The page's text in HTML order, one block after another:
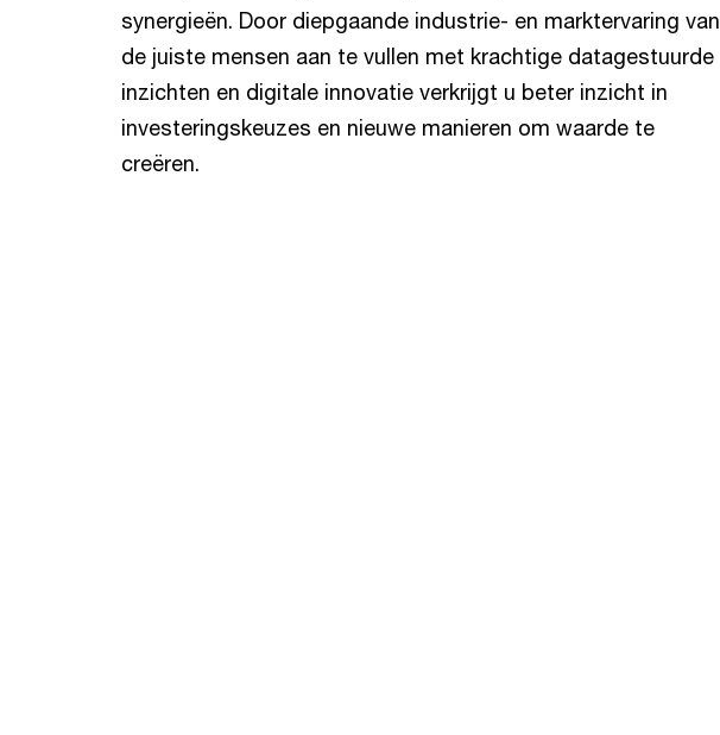
synergieën. Door diepgaande industrie- en marktervaring van
de juiste mensen aan te vullen met krachtige datagestuurde
inzichten en digitale innovatie verkrijgt u beter inzicht in
investeringskeuzes en nieuwe manieren om waarde te
creëren.